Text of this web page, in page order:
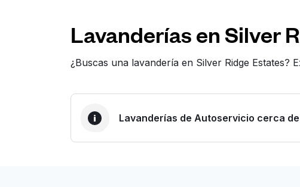
Lavanderías en Silver
¿Buscas una lavandería en Silver Ridge
Lavanderías de Autoservicio cerca